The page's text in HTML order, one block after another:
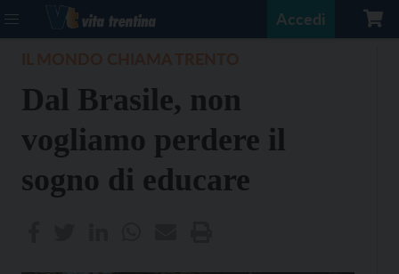
Accedi
Dal Brasile, non
vogliamo perdere il
sogno di educare